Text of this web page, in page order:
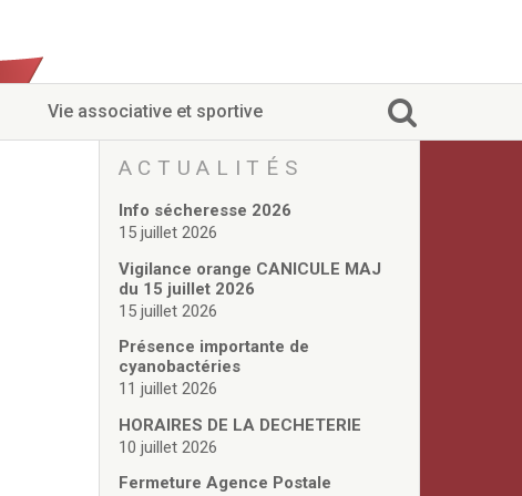
Vie associative et sportive
ACTUALITÉS
Info sécheresse 2026
15 juillet 2026
Vigilance orange CANICULE MAJ
du 15 juillet 2026
15 juillet 2026
Présence importante de
cyanobactéries
11 juillet 2026
HORAIRES DE LA DECHETERIE
10 juillet 2026
Fermeture Agence Postale